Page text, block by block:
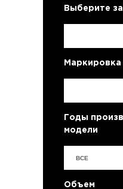
Выберите
Маркировка
Годы
модели
ВСЕ
Объем